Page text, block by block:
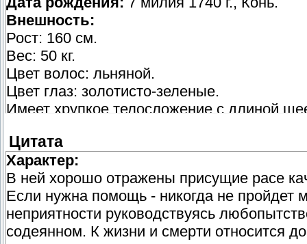
Внешность:
Рост: 160 см.
Вес: 50 кг.
Цвет волос: льняной.
Цвет глаз: золотисто-зеленые.
Имеет хрупкое телосложение с длиной
овальное, высокий лоб, плавная линия
глаза. Правая бровь чуть вздернута
выражение. Губы четко очерченные, не
щеках появляются ямочки. Кожа
Уши заостренные. Волосы коротко и
беспорядке. Сочетание растрепанных
Цитата
Характер:
В ней хорошо отражены присущие расе
Если нужна помощь - никогда не
неприятности руководствуясь
содеянном. К жизни и смерти относится